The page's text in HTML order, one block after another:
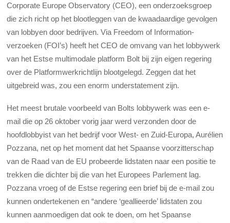
Corporate Europe Observatory (CEO), een onderzoeksgroep
die zich richt op het blootleggen van de kwaadaardige gevolgen
van lobbyen door bedrijven. Via Freedom of Information-
verzoeken (FOI’s) heeft het CEO de omvang van het lobbywerk
van het Estse multimodale platform Bolt bij zijn eigen regering
over de Platformwerkrichtlijn blootgelegd. Zeggen dat het
uitgebreid was, zou een enorm understatement zijn.
Het meest brutale voorbeeld van Bolts lobbywerk was een e-
mail die op 26 oktober vorig jaar werd verzonden door de
hoofdlobbyist van het bedrijf voor West- en Zuid-Europa, Aurélien
Pozzana, net op het moment dat het Spaanse voorzitterschap
van de Raad van de EU probeerde lidstaten naar een positie te
trekken die dichter bij die van het Europees Parlement lag.
Pozzana vroeg of de Estse regering een brief bij de e-mail zou
kunnen ondertekenen en “andere ‘geallieerde’ lidstaten zou
kunnen aanmoedigen dat ook te doen, om het Spaanse